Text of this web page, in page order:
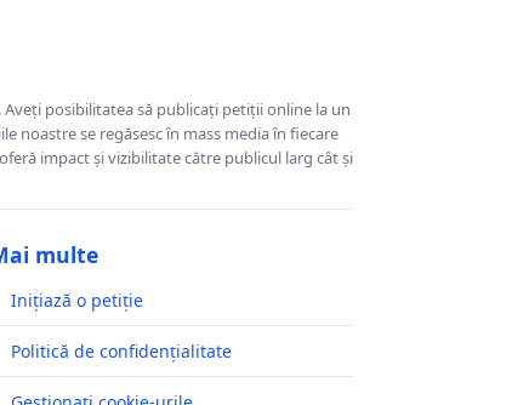
posibilitatea să publicați petiții online la un
noastre se regăsesc în mass media în fiecare
impact și vizibilitate către publicul larg cât și
multe
Inițiază o petiție
Politică de confidențialitate